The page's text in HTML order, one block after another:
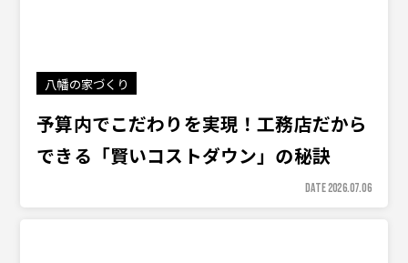
八幡の家づくり
予算内でこだわりを実現！工務店だから
できる「賢いコストダウン」の秘訣
DATE 2026.07.06